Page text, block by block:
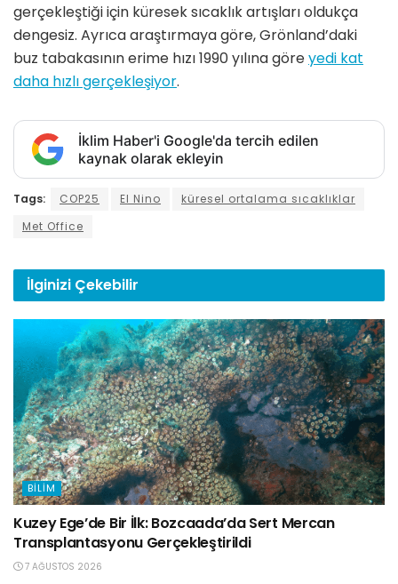
gerçekleştiği için küresek sıcaklık artışları oldukça
dengesiz. Ayrıca araştırmaya göre, Grönland’daki
buz tabakasının erime hızı 1990 yılına göreyedi kat
daha hızlı gerçekleşiyor.
İklim Haber'i Google'da tercih edilen
kaynak olarak ekleyin
Tags: COP25 El Nino
küresel ortalama sıcaklıklar
Met Office
İlginizi Çekebilir
BILIM
Kuzey Ege’de Bir İlk: Bozcaada’da Sert Mercan
Transplantasyonu Gerçekleştirildi
7 AĞUSTOS 2026